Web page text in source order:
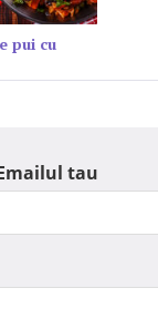
pui cu
tau